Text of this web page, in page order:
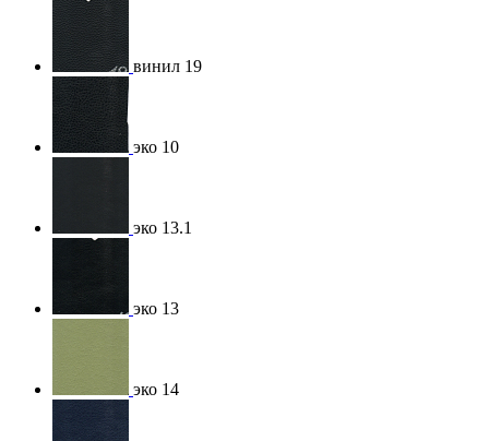
винил 19
эко 10
эко 13.1
эко 13
эко 14